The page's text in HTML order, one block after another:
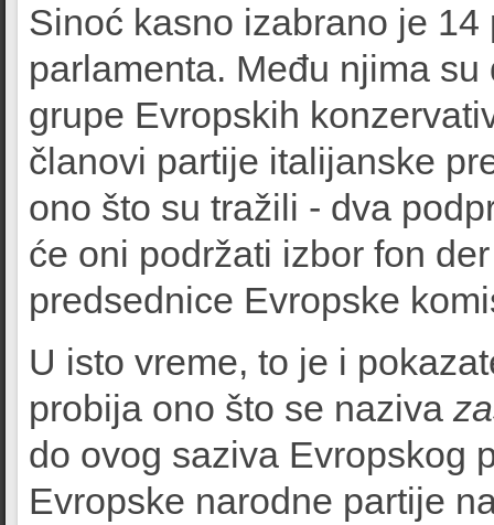
Sinoć kasno izabrano je
parlamenta. Među njima
grupe Evropskih
članovi partije italijanske
ono što su tražili - dva
će oni podržati izbor fon
predsednice Evropske
U isto vreme, to je i
probija ono što se naziva
do ovog saziva Evropskog
Evropske narodne partije